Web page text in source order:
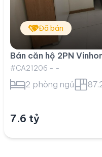
Đã bán
Bán căn hộ 2PN
#CA21206 - -
2 phòng ngủ
7.6 tỷ